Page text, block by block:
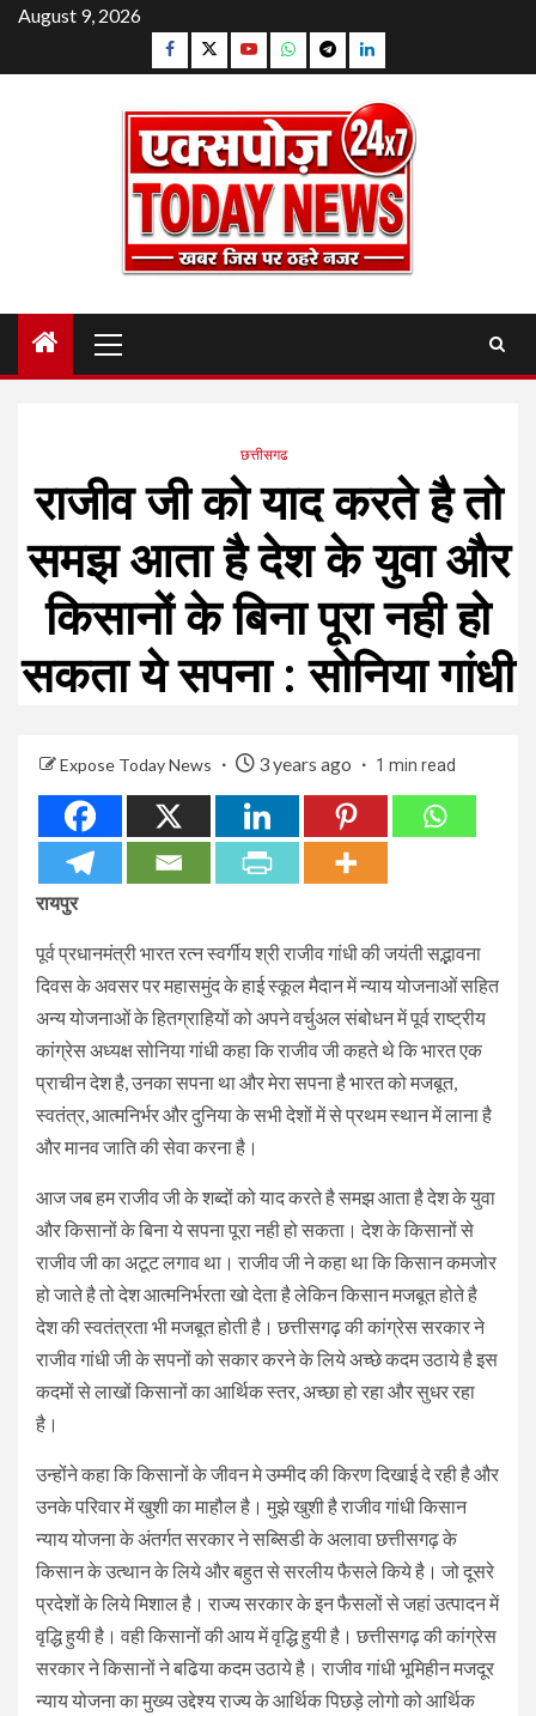
Skip
content
August 9, 2026
Facebook
TwitterYouTubeWhatsapp
TelegramLinkedin
Menu
छत्तीसगढ
राजीव जी को याद करते है तो
समझ आता है देश के युवा और
किसानों के बिना पूरा नही हो
सकता ये सपना : सोनिया गांधी
Expose Today News 3 years ago 1 min read
रायपुर
पूर्व प्रधानमंत्री भारत रत्न स्वर्गीय श्री राजीव गांधी की जयंती सद्भावना
दिवस के अवसर पर महासमुंद के हाई स्कूल मैदान में न्याय योजनाओं सहित
अन्य योजनाओं के हितग्राहियों को अपने वर्चुअल संबोधन में पूर्व राष्ट्रीय
कांग्रेस अध्यक्ष सोनिया गांधी कहा कि राजीव जी कहते थे कि भारत एक
प्राचीन देश है, उनका सपना था और मेरा सपना है भारत को मजबूत,
स्वतंत्र, आत्मनिर्भर और दुनिया के सभी देशों में से प्रथम स्थान में लाना है
और मानव जाति की सेवा करना है।
आज जब हम राजीव जी के शब्दों को याद करते है समझ आता है देश के युवा
और किसानों के बिना ये सपना पूरा नही हो सकता। देश के किसानों से
राजीव जी का अटूट लगाव था। राजीव जी ने कहा था कि किसान कमजोर
हो जाते है तो देश आत्मनिर्भरता खो देता है लेकिन किसान मजबूत होते है
देश की स्वतंत्रता भी मजबूत होती है। छत्तीसगढ़ की कांग्रेस सरकार ने
राजीव गांधी जी के सपनों को सकार करने के लिये अच्छे कदम उठाये है इस
कदमों से लाखों किसानों का आर्थिक स्तर, अच्छा हो रहा और सुधर रहा
है।
उन्होंने कहा कि किसानों के जीवन मे उम्मीद की किरण दिखाई दे रही है और
उनके परिवार में खुशी का माहौल है। मुझे खुशी है राजीव गांधी किसान
न्याय योजना के अंतर्गत सरकार ने सब्सिडी के अलावा छत्तीसगढ़ के
किसान के उत्थान के लिये और बहुत से सरलीय फैसले किये है। जो दूसरे
प्रदेशों के लिये मिशाल है। राज्य सरकार के इन फैसलों से जहां उत्पादन में
वृद्धि हुयी है। वही किसानों की आय में वृद्धि हुयी है। छत्तीसगढ़ की कांग्रेस
सरकार ने किसानों ने बढिया कदम उठाये है। राजीव गांधी भूमिहीन मजदूर
न्याय योजना का मुख्य उद्देश्य राज्य के आर्थिक पिछड़े लोगो को आर्थिक